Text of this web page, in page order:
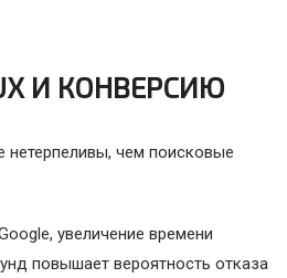
И КОНВЕРСИЮ
чем поисковые
увеличение времени
повышает вероятность отказа